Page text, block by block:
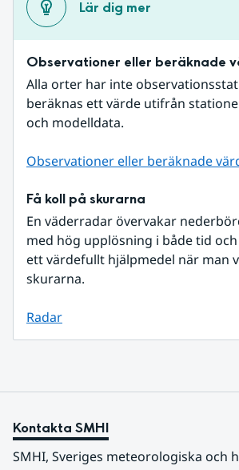
Lär dig mer
Observationer eller beräknade
Alla orter har inte
beräknas ett värde utifrån
och modelldata.
Observationer eller beräknade
Få koll på skurarna
En väderradar övervakar
med hög upplösning i både tid
ett värdefullt hjälpmedel när man
skurarna.
Radar
Kontakta SMHI
SMHI, Sveriges meteorologiska och